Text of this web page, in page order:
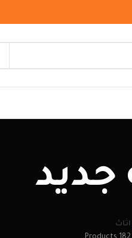
جديد
اثاث